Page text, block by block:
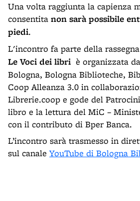
Una volta raggiunta la capienza
consentita non sarà possibile
piedi.
L'incontro fa parte della rassegna
Le Voci dei libri è organizzata
Bologna, Bologna Biblioteche,
Coop Alleanza 3.0 in
Librerie.coop e gode del
libro e la lettura del MiC –
con il contributo di Bper Banca.
L’incontro sarà trasmesso in
sul canaleYouTube di Bologna